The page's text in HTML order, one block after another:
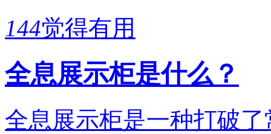
144觉得有用
全息展示柜是什么？
全息展示柜是一种打破